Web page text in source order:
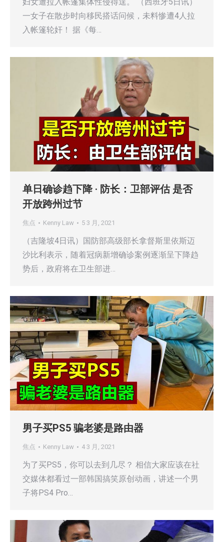
一女子在散步时向移民搭话问候，未料惨遭4人拉
入帐篷轮奸！ 据《每…
单日确诊趋下降 · 防长：卫部评估 是否
开放跨州过节
焦点 Kenny Law 5 3 月, 2021
（吉隆坡4日讯）国防部高级部长拿督斯里依斯迈
沙比利表示，随着冠病新增确诊案例逐渐呈下降趋
势后，政府将在卫生部进…
男子买PS5 骗老婆是路由器
焦点 Kenny Law 4 3 月, 2021
为了买PS5，你可以去到几尽？ 相信大家应该在社
交媒体都看过一部韩国搞笑原创动画，讲述一个男
子将PS4 Pro…